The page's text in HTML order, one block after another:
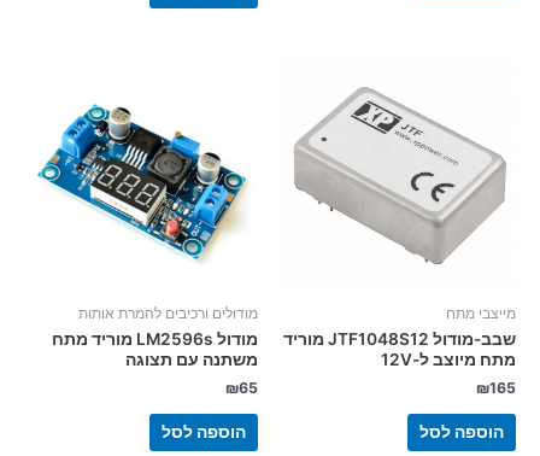
מייצבי מתח
שבב-מודול JTF1048S12 מוריד
מתח מיוצב ל-12V
₪165
הוספה לסל
מודולים ורכיבים להמרת אותות
מודול LM2596s מוריד מתח
משתנה עם תצוגה
₪65
הוספה לסל